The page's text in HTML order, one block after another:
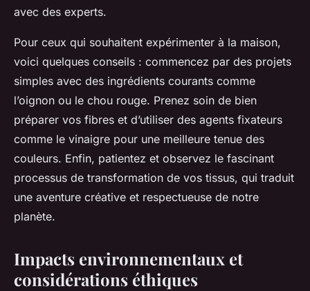
avec des experts.
Pour ceux qui souhaitent expérimenter à la maison,
voici quelques conseils : commencez par des projets
simples avec des ingrédients courants comme
l’oignon ou le chou rouge. Prenez soin de bien
préparer vos fibres et d’utiliser des agents fixateurs
comme le vinaigre pour une meilleure tenue des
couleurs. Enfin, patientez et observez le fascinant
processus de transformation de vos tissus, qui traduit
une aventure créative et respectueuse de notre
planète.
Impacts environnementaux et
considérations éthiques